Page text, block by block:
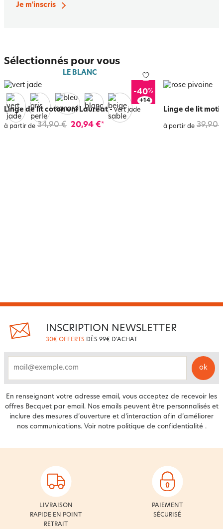
Je m'inscris
Sélectionnés pour vous
LE BLANC
-40%
+18
Linge de lit coton uni Lauréat- vert jade
à partir de 34,90 € 20,94 €*
Linge de lit
à partir de 39,90
INSCRIPTION NEWSLETTER
30€ OFFERTS DÈS 99€ D'ACHAT
ok
En renseignant votre adresse email, vous acceptez de recevoir les
offres Becquet par email. Nos emails peuvent être personnalisés et
inclure des mesures d’ouverture et d’interaction afin d’améliorer
nos communications. Voir notre politique de confidentialité .
LIVRAISON
RAPIDE EN POINT
RETRAIT
PAIEMENT
SÉCURISÉ